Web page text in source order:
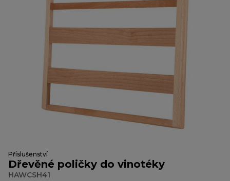
Příslušenství
Dřevěné poličky do vinotéky
HAWCSH41